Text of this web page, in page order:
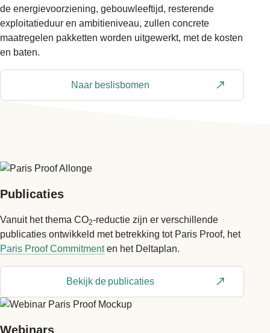
de energievoorziening, gebouwleeftijd, resterende
exploitatieduur en ambitieniveau, zullen concrete
maatregelen pakketten worden uitgewerkt, met de kosten
en baten.
Naar beslisbomen
Publicaties
Vanuit het thema CO2-reductie zijn er verschillende
publicaties ontwikkeld met betrekking tot Paris Proof, het
Paris Proof Commitmenten het Deltaplan.
Bekijk de publicaties
Webinars